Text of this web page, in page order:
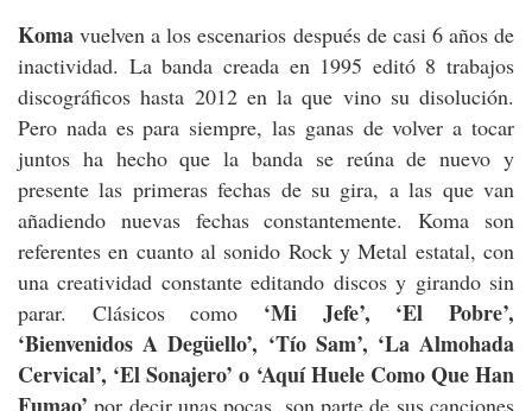
Koma vuelven a los escenarios después de casi 6 años de
inactividad. La banda creada en 1995 editó 8 trabajos
discográficos hasta 2012 en la que vino su disolución.
Pero nada es para siempre, las ganas de volver a tocar
juntos ha hecho que la banda se reúna de nuevo y
presente las primeras fechas de su gira, a las que van
añadiendo nuevas fechas constantemente. Koma son
referentes en cuanto al sonido Rock y Metal estatal, con
una creatividad constante editando discos y girando sin
parar. Clásicos como ‘Mi Jefe’, ‘El Pobre’,
‘Bienvenidos A Degüello’, ‘Tío Sam’, ‘La Almohada
Cervical’, ‘El Sonajero’ o ‘Aquí Huele Como Que Han